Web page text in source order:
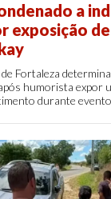
a
exposição
Fortaleza
humorista expor
durante